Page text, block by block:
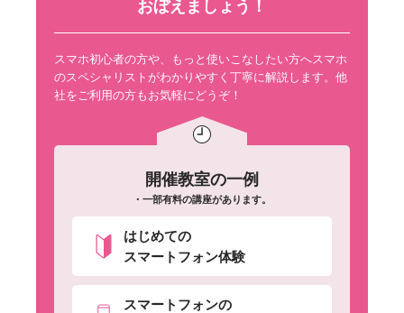
おぼえましょう！
スマホ初心者の方や、もっと使いこなしたい方へスマホ
のスペシャリストがわかりやすく丁寧に解説します。他
社をご利用の方もお気軽にどうぞ！
開催教室の一例
・一部有料の講座があります。
はじめての
スマートフォン体験
スマートフォンの